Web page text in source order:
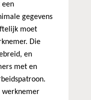
een
gegevens
moet
Die
en
met en
werknemer